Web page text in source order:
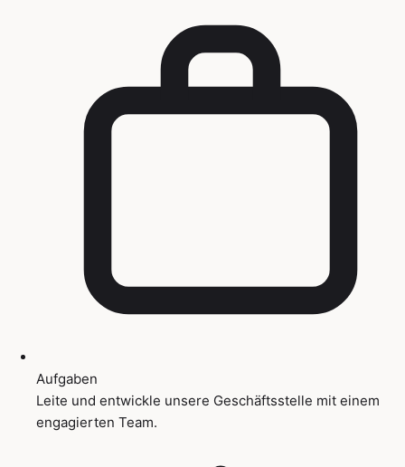
Aufgaben
Leite und entwickle unsere Geschäftsstelle mit einem
engagierten Team.